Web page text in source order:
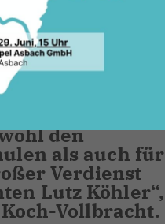
Dieburg
und der
erste
den
als auch für
Verdienst
Lutz Köhler“,
Vollbracht.